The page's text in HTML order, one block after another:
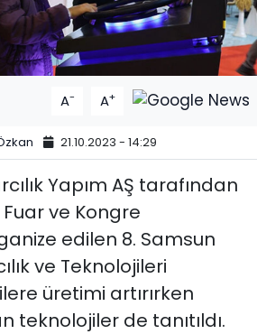
A- A+
21.10.2023 - 14:29
Yapım AŞ tarafından
Fuar ve Kongre
edilen 8. Samsun
ve Teknolojileri
üretimi artırırken
teknolojiler de tanıtıldı.